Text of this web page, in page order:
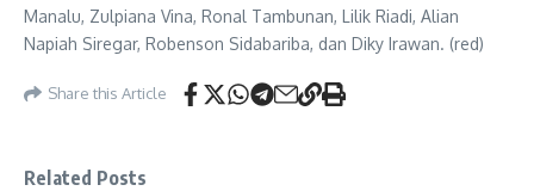
Manalu, Zulpiana Vina, Ronal Tambunan, Lilik Riadi, Alian
Napiah Siregar, Robenson Sidabariba, dan Diky Irawan. (red)
Share this Article
Related Posts